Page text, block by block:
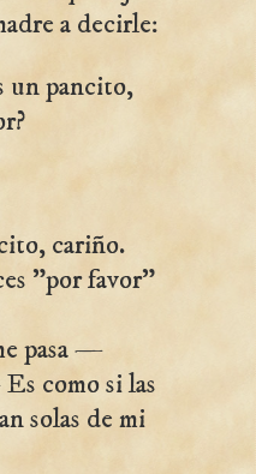
a decirle:
un pancito,
cariño.
"por favor"
pasa —
como si las
solas de mi